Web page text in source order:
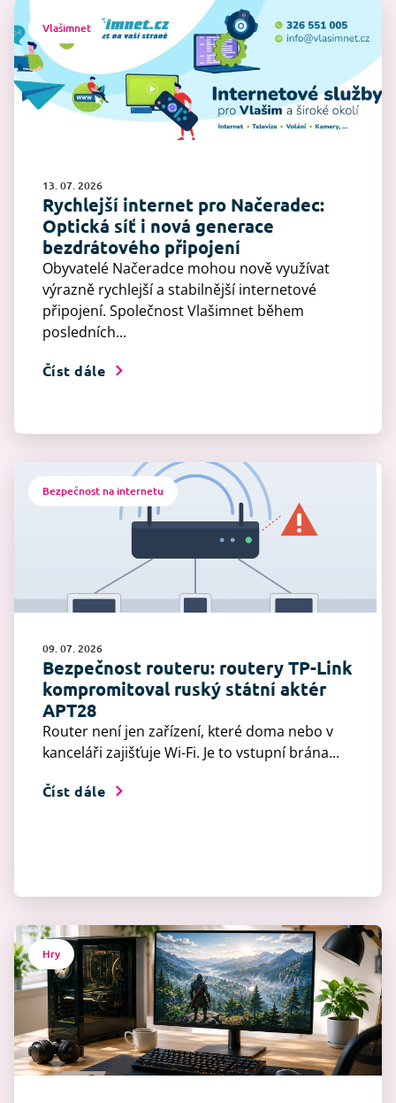
Vlašimnet
13. 07. 2026
Rychlejší internet pro Načeradec:
Optická síť i nová generace
bezdrátového připojení
Obyvatelé Načeradce mohou nově využívat
výrazně rychlejší a stabilnější internetové
připojení. Společnost Vlašimnet během
posledních...
Číst dále
Bezpečnost na internetu
09. 07. 2026
Bezpečnost routeru: routery TP-Link
kompromitoval ruský státní aktér
APT28
Router není jen zařízení, které doma nebo v
kanceláři zajišťuje Wi-Fi. Je to vstupní brána...
Číst dále
Hry